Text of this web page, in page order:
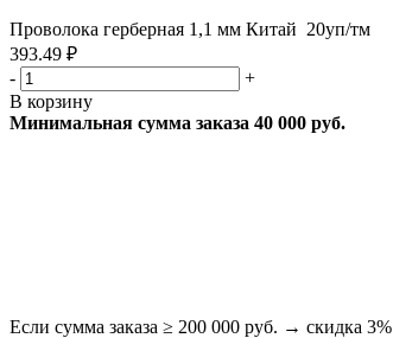
Проволока герберная 1,1 мм Китай 20уп/тм
393.49 ₽
-
+
В корзину
Минимальная сумма заказа 40 000 руб.
Если сумма заказа ≥ 200 000 руб. → скидка 3%